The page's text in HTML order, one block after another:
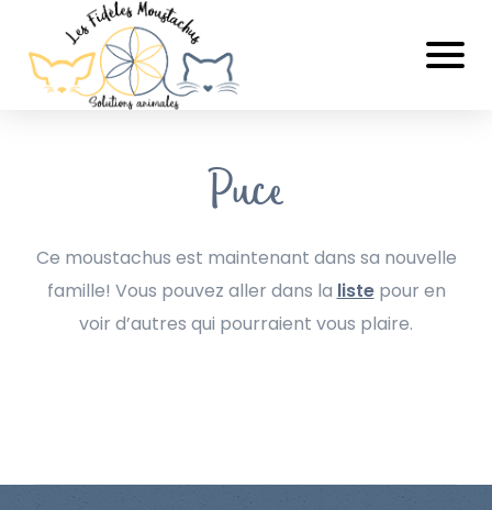
Puce
Ce moustachus est maintenant dans sa nouvelle
famille! Vous pouvez aller dans la listepour en
voir d’autres qui pourraient vous plaire.